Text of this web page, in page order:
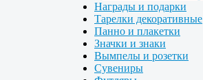
Награды и подарки
Тарелки декоративные
Панно и плакетки
Значки и знаки
Вымпелы и розетки
Сувениры